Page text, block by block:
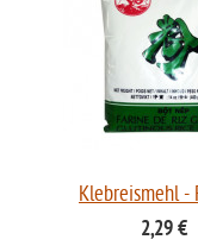
Klebreismehl -
2,29 €